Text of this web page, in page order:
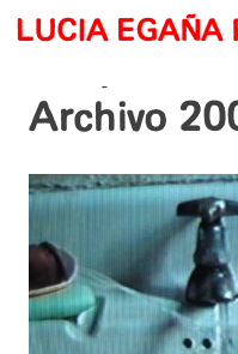
Skip
LUCIA EGAÑA
Archivo